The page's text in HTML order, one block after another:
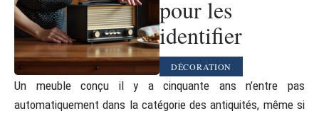
pour les
identifier
DÉCORATION
Un meuble conçu il y a cinquante ans n’entre pas
automatiquement dans la catégorie des antiquités, même si